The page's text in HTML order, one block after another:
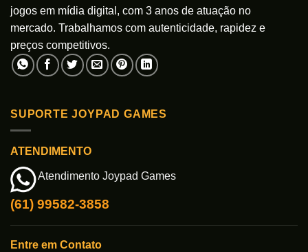
jogos em mídia digital, com 3 anos de atuação no
mercado. Trabalhamos com autenticidade, rapidez e
preços competitivos.
SUPORTE JOYPAD GAMES
ATENDIMENTO
Atendimento Joypad Games
(61) 99582-3858
Entre em Contato